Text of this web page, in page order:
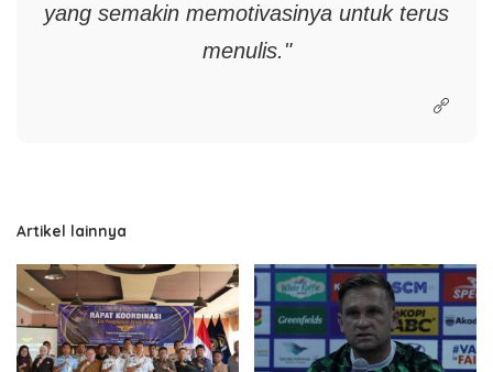
yang semakin memotivasinya untuk terus
menulis."
Artikel lainnya